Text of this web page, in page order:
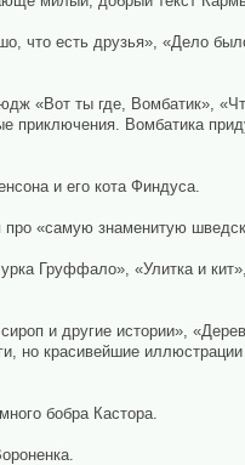
что есть друзья», «Дело
«Вот ты где, Вомбатик»,
приключения. Вомбатика
и его кота Финдуса.
про «самую знаменитую
Груффало», «Улитка и
и другие истории»,
но красивейшие
бобра Кастора.